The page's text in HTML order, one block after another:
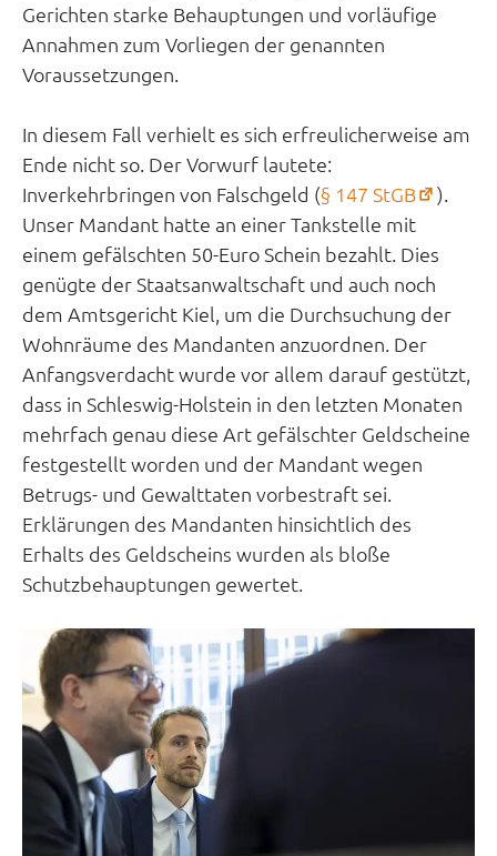
Gerichten starke Behauptungen und vorläufige
Annahmen zum Vorliegen der genannten
Voraussetzungen.
In diesem Fall verhielt es sich erfreulicherweise am
Ende nicht so. Der Vorwurf lautete:
Inverkehrbringen von Falschgeld (§ 147 StGB
neuem
).
Unser Mandant hatte an einer Tankstelle mit
einem gefälschten 50-Euro Schein bezahlt. Dies
genügte der Staatsanwaltschaft und auch noch
dem Amtsgericht Kiel, um die Durchsuchung der
Wohnräume des Mandanten anzuordnen. Der
Anfangsverdacht wurde vor allem darauf gestützt,
dass in Schleswig-Holstein in den letzten Monaten
mehrfach genau diese Art gefälschter Geldscheine
festgestellt worden und der Mandant wegen
Betrugs- und Gewalttaten vorbestraft sei.
Erklärungen des Mandanten hinsichtlich des
Erhalts des Geldscheins wurden als bloße
Schutzbehauptungen gewertet.